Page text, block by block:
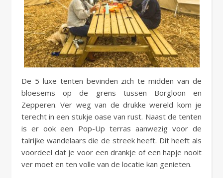
De 5 luxe tenten bevinden zich te midden van de
bloesems op de grens tussen Borgloon en
Zepperen. Ver weg van de drukke wereld kom je
terecht in een stukje oase van rust. Naast de tenten
is er ook een Pop-Up terras aanwezig voor de
talrijke wandelaars die de streek heeft. Dit heeft als
voordeel dat je voor een drankje of een hapje nooit
ver moet en ten volle van de locatie kan genieten.